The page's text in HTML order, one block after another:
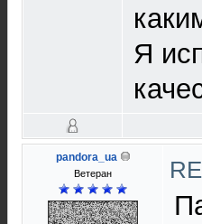
Я
pandora_ua
Ветеран